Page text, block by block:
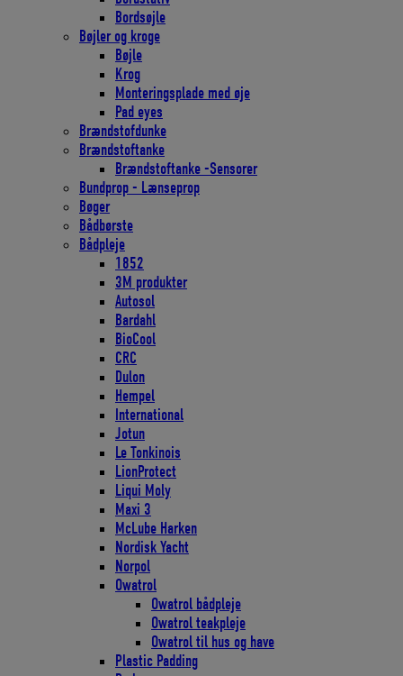
Bordsøjle
Bøjler og kroge
Bøjle
Krog
Monteringsplade med øje
Pad eyes
Brændstofdunke
Brændstoftanke
Brændstoftanke -Sensorer
Bundprop - Lænseprop
Bøger
Bådbørste
Bådpleje
1852
3M produkter
Autosol
Bardahl
BioCool
CRC
Dulon
Hempel
International
Jotun
Le Tonkinois
LionProtect
Liqui Moly
Maxi 3
McLube Harken
Nordisk Yacht
Norpol
Owatrol
Owatrol bådpleje
Owatrol teakpleje
Owatrol til hus og have
Plastic Padding